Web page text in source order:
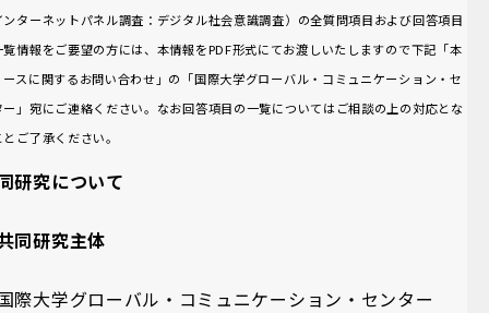
ンターネットパネル調査：デジタル社会意識調査）の全質問項目および回答項目
覧情報をご要望の方には、本情報をPDF形式にてお渡しいたしますので下記「本
ースに関するお問い合わせ」の「国際大学グローバル・コミュニケーション・セ
ー」宛にご連絡ください。なお回答項目の一覧についてはご相談の上の対応とな
ご了承ください。
研究について
同研究主体
際大学グローバル・コミュニケーション・センター